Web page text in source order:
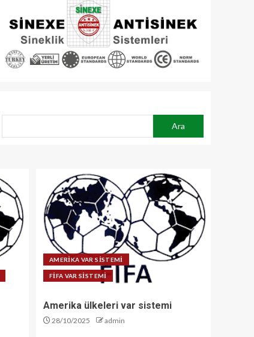
Ara
AMERİKA VAR SİSTEMİ
FİFA VAR SİSTEMİ
Amerika ülkeleri var sistemi
28/10/2025 admin